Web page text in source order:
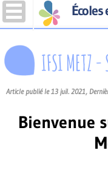
IFSI METZ -
Article publié le 13 juil. 2021,
Bienvenue